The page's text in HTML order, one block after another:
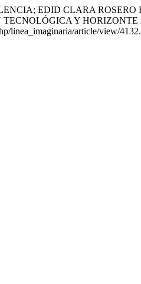
EDID CLARA
Y
linea_imaginaria/article/view/